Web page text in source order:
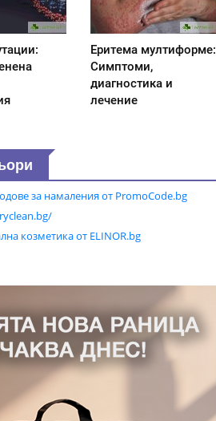
Еритема мултиформе:
Симптоми,
диагностика и
лечение
за намаления от PromoCode.bg
козметика от ELINOR.bg